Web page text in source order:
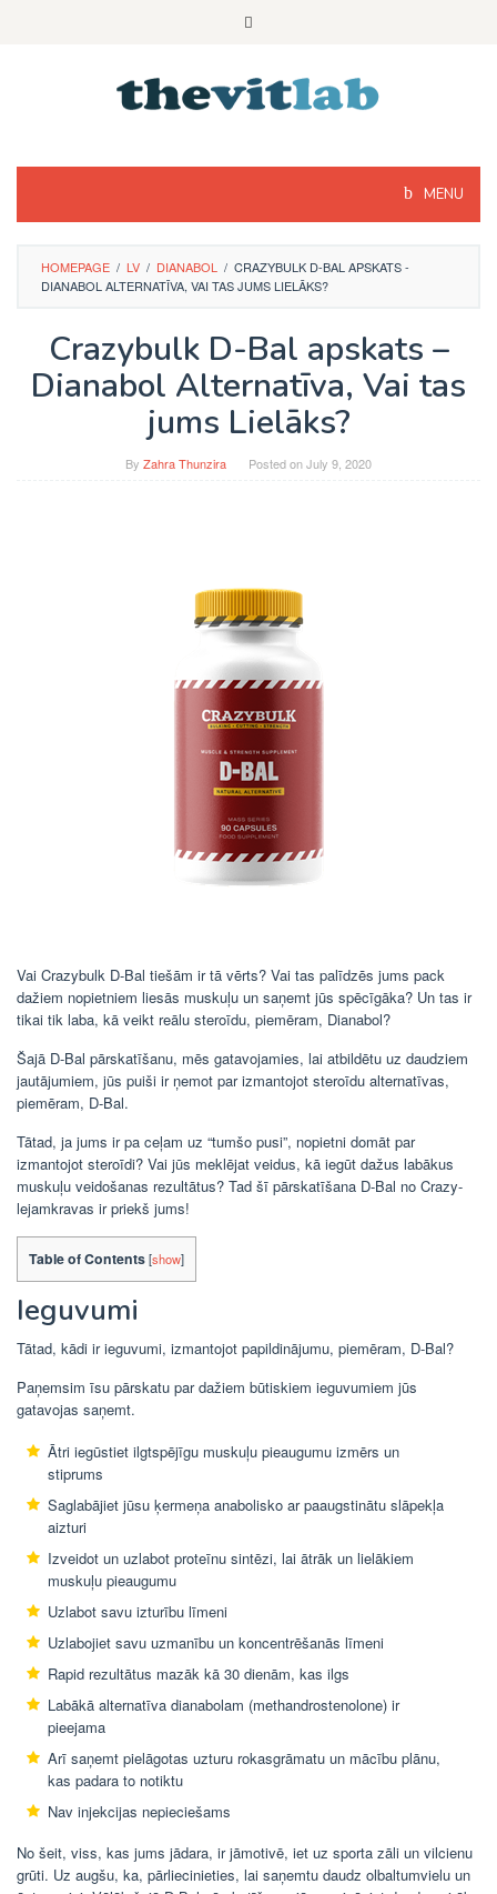
MENU
HOMEPAGE / LV / DIANABOL / CRAZYBULK D-BAL APSKATS -
DIANABOL ALTERNATĪVA, VAI TAS JUMS LIELĀKS?
Crazybulk D-Bal apskats –
Dianabol Alternatīva, Vai tas
jums Lielāks?
By Zahra Thunzira Posted onJuly 9, 2020
Vai Crazybulk D-Bal tiešām ir tā vērts? Vai tas palīdzēs jums pack
dažiem nopietniem liesās muskuļu un saņemt jūs spēcīgāka? Un tas ir
tikai tik laba, kā veikt reālu steroīdu, piemēram, Dianabol?
Šajā D-Bal pārskatīšanu, mēs gatavojamies, lai atbildētu uz daudziem
jautājumiem, jūs puiši ir ņemot par izmantojot steroīdu alternatīvas,
piemēram, D-Bal.
Tātad, ja jums ir pa ceļam uz “tumšo pusi”, nopietni domāt par
izmantojot steroīdi? Vai jūs meklējat veidus, kā iegūt dažus labākus
muskuļu veidošanas rezultātus? Tad šī pārskatīšana D-Bal no Crazy-
lejamkravas ir priekš jums!
Table of Contents[show]
Ieguvumi
Tātad, kādi ir ieguvumi, izmantojot papildinājumu, piemēram, D-Bal?
Paņemsim īsu pārskatu par dažiem būtiskiem ieguvumiem jūs
gatavojas saņemt.
Ātri iegūstiet ilgtspējīgu muskuļu pieaugumu izmērs un
stiprums
Saglabājiet jūsu ķermeņa anabolisko ar paaugstinātu slāpekļa
aizturi
Izveidot un uzlabot proteīnu sintēzi, lai ātrāk un lielākiem
muskuļu pieaugumu
Uzlabot savu izturību līmeni
Uzlabojiet savu uzmanību un koncentrēšanās līmeni
Rapid rezultātus mazāk kā 30 dienām, kas ilgs
Labākā alternatīva dianabolam (methandrostenolone) ir
pieejama
Arī saņemt pielāgotas uzturu rokasgrāmatu un mācību plānu,
kas padara to notiktu
Nav injekcijas nepieciešams
No šeit, viss, kas jums jādara, ir jāmotivē, iet uz sporta zāli un vilcienu
grūti. Uz augšu, ka, pārliecinieties, lai saņemtu daudz olbaltumvielu un